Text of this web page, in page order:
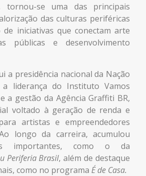
tornou-se uma das principais
das culturas periféricas
iniciativas que conectam arte
públicas e desenvolvimento
a presidência nacional da Nação
a liderança do Instituto Vamos
a gestão da Agência Graffiti BR,
voltado à geração de renda e
artistas e empreendedores
longo da carreira, acumulou
importantes, como o da
Periferia Brasil, além de destaque
como no programa É de Casa.